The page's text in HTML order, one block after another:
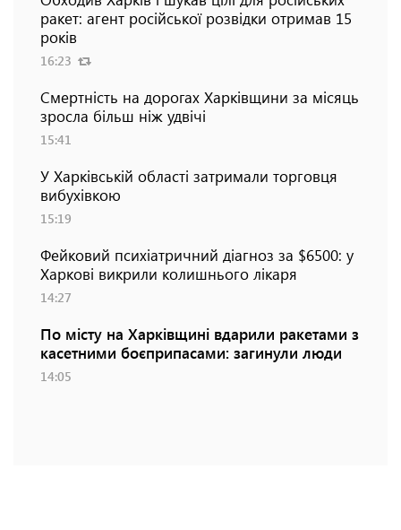
ракет: агент російської розвідки отримав 15
років
16:23
Смертність на дорогах Харківщини за місяць
зросла більш ніж удвічі
15:41
У Харківській області затримали торговця
вибухівкою
15:19
Фейковий психіатричний діагноз за $6500: у
Харкові викрили колишнього лікаря
14:27
По місту на Харківщині вдарили ракетами з
касетними боєприпасами: загинули люди
14:05